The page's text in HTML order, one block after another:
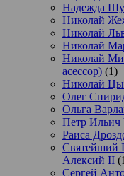
Надежда
Николай
Николай
Николай
Николай
асессор) (1)
Николай
Олег
Ольга
Петр Ильич
Раиса
Святейший
Алексий II
Сергей